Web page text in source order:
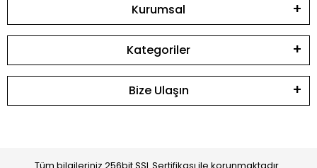
Kurumsal
Kategoriler
Bize Ulaşın